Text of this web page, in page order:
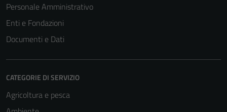
Personale Amministrativo
Enti e Fondazioni
Documenti e Dati
CATEGORIE DI SERVIZIO
Agricoltura e pesca